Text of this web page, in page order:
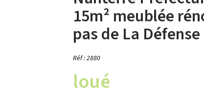
15m² meublée
pas de La Défense
Réf : 2880
loué